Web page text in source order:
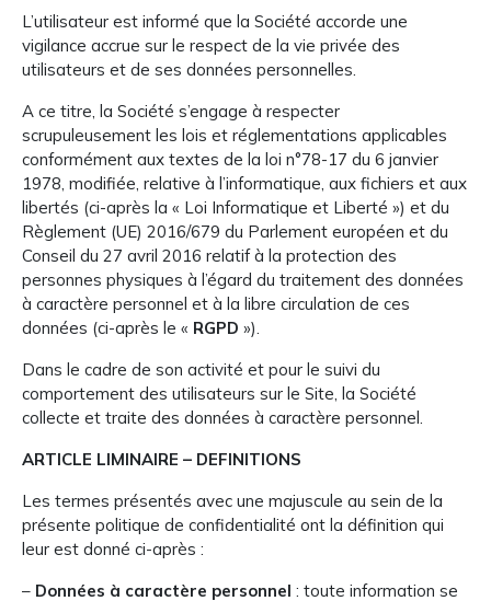
L’utilisateur est informé que la Société accorde une
vigilance accrue sur le respect de la vie privée des
utilisateurs et de ses données personnelles.
A ce titre, la Société s’engage à respecter
scrupuleusement les lois et réglementations applicables
conformément aux textes de la loi n°78-17 du 6 janvier
1978, modifiée, relative à l’informatique, aux fichiers et aux
libertés (ci-après la « Loi Informatique et Liberté ») et du
Règlement (UE) 2016/679 du Parlement européen et du
Conseil du 27 avril 2016 relatif à la protection des
personnes physiques à l’égard du traitement des données
à caractère personnel et à la libre circulation de ces
données (ci-après le « RGPD »).
Dans le cadre de son activité et pour le suivi du
comportement des utilisateurs sur le Site, la Société
collecte et traite des données à caractère personnel.
ARTICLE LIMINAIRE – DEFINITIONS
Les termes présentés avec une majuscule au sein de la
présente politique de confidentialité ont la définition qui
leur est donné ci-après :
– Données à caractère personnel : toute information se